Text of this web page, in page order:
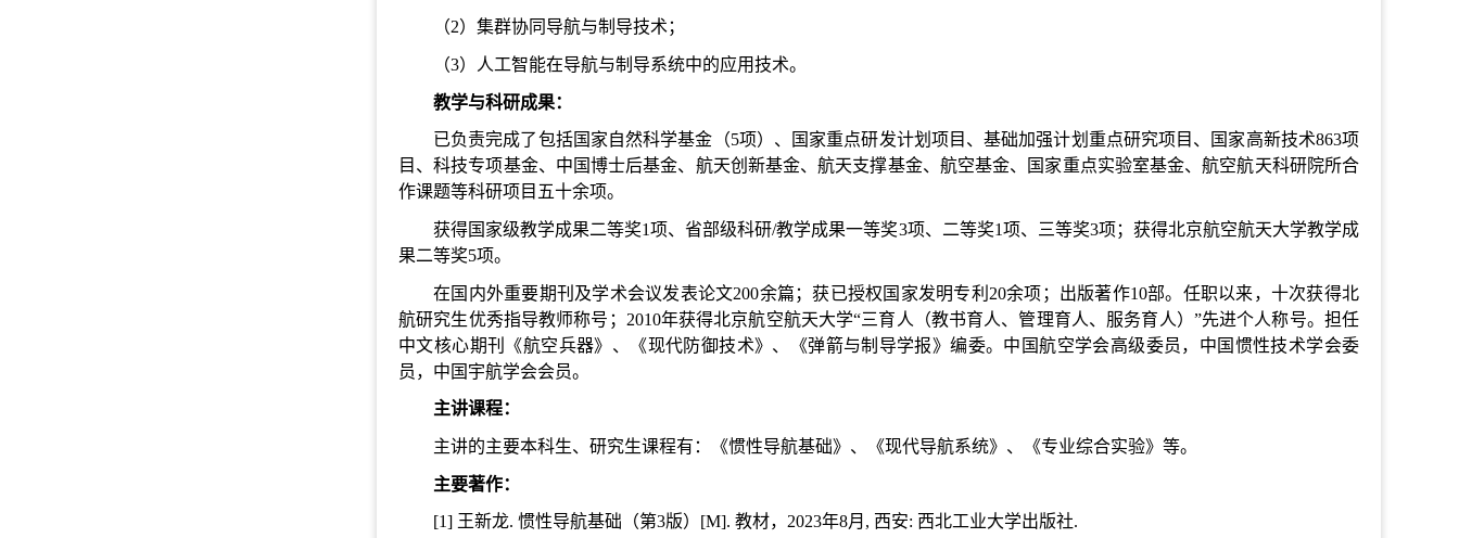
（2）集群协同导航与制导技术；
（3）人工智能在导航与制导系统中的应用技术。
教学与科研成果：
已负责完成了包括国家自然科学基金（5项）、国家重点研发计划项目、基础加强计划重点研究项目、国家高新技术863项
目、科技专项基金、中国博士后基金、航天创新基金、航天支撑基金、航空基金、国家重点实验室基金、航空航天科研院所合
作课题等科研项目五十余项。
获得国家级教学成果二等奖1项、省部级科研/教学成果一等奖3项、二等奖1项、三等奖3项；获得北京航空航天大学教学成
果二等奖5项。
在国内外重要期刊及学术会议发表论文200余篇；获已授权国家发明专利20余项；出版著作10部。任职以来，十次获得北
航研究生优秀指导教师称号；2010年获得北京航空航天大学“三育人（教书育人、管理育人、服务育人）”先进个人称号。担任
中文核心期刊《航空兵器》、《现代防御技术》、《弹箭与制导学报》编委。中国航空学会高级委员，中国惯性技术学会委
员，中国宇航学会会员。
主讲课程：
主讲的主要本科生、研究生课程有：《惯性导航基础》、《现代导航系统》、《专业综合实验》等。
主要著作：
[1] 王新龙. 惯性导航基础（第3版）[M]. 教材，2023年8月, 西安: 西北工业大学出版社.